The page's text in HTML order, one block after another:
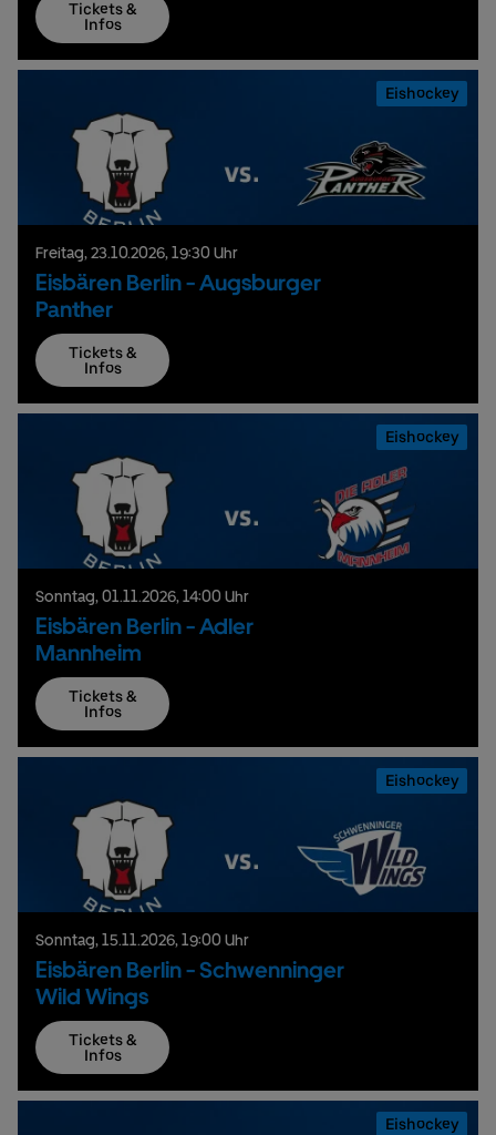
Tickets &
Infos
Eishockey
Freitag, 23.10.2026, 19:30 Uhr
Eisbären Berlin - Augsburger
Panther
Tickets &
Infos
Eishockey
Sonntag, 01.11.2026, 14:00 Uhr
Eisbären Berlin - Adler
Mannheim
Tickets &
Infos
Eishockey
Sonntag, 15.11.2026, 19:00 Uhr
Eisbären Berlin - Schwenninger
Wild Wings
Tickets &
Infos
Eishockey